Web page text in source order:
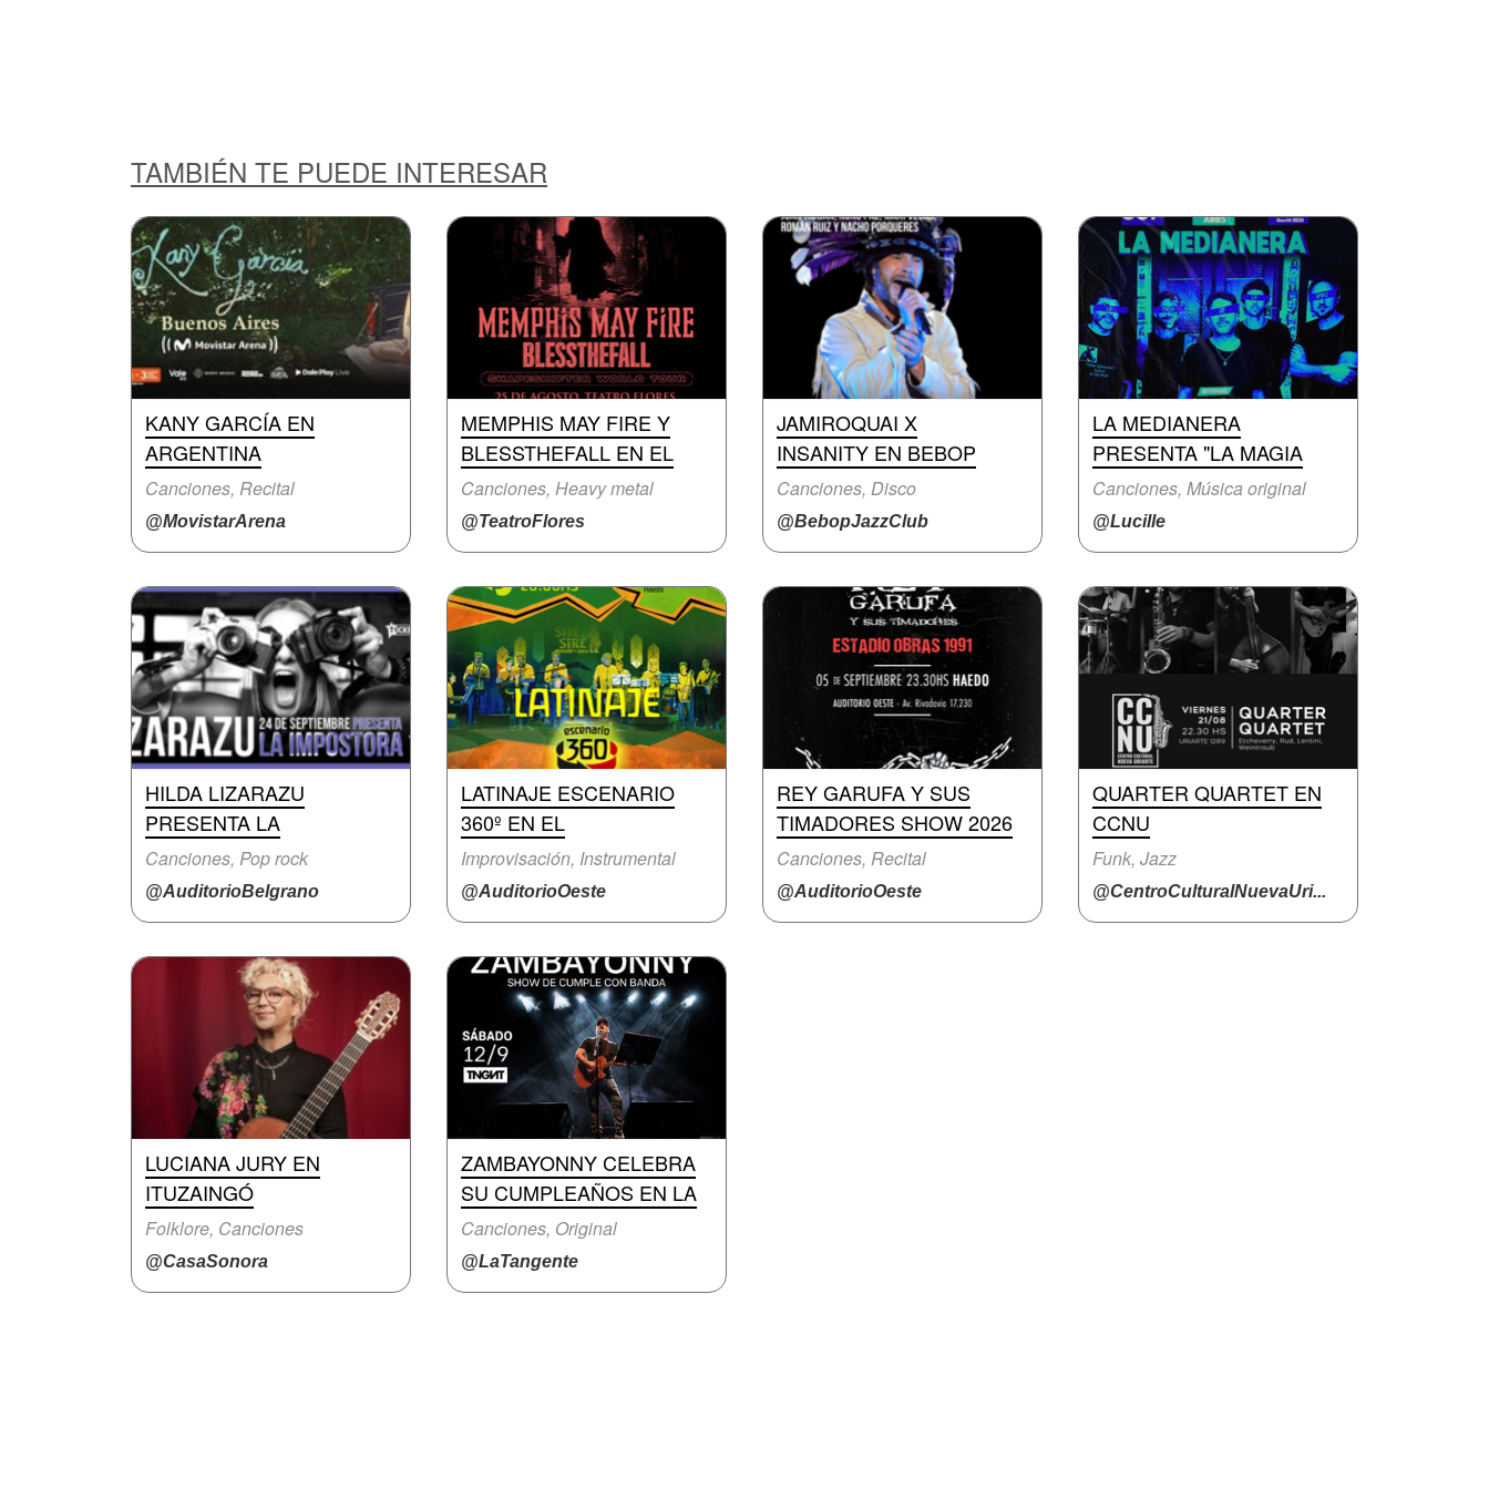
TAMBIÉN TE PUEDE INTERESAR
KANY GARCÍA EN
ARGENTINA
Canciones, Recital
@MovistarArena
MEMPHIS MAY FIRE Y
BLESSTHEFALL EN EL
Canciones, Heavy metal
@TeatroFlores
JAMIROQUAI X
INSANITY EN BEBOP
Canciones, Disco
@BebopJazzClub
LA MEDIANERA
PRESENTA "LA MAGIA
Canciones, Música original
@Lucille
HILDA LIZARAZU
PRESENTA LA
Canciones, Pop rock
@AuditorioBelgrano
LATINAJE ESCENARIO
360º EN EL
Improvisación, Instrumental
@AuditorioOeste
REY GARUFA Y SUS
TIMADORES SHOW 2026
Canciones, Recital
@AuditorioOeste
QUARTER QUARTET EN
CCNU
Funk, Jazz
@CentroCulturalNuevaUri...
LUCIANA JURY EN
ITUZAINGÓ
Folklore, Canciones
@CasaSonora
ZAMBAYONNY CELEBRA
SU CUMPLEAÑOS EN LA
Canciones, Original
@LaTangente